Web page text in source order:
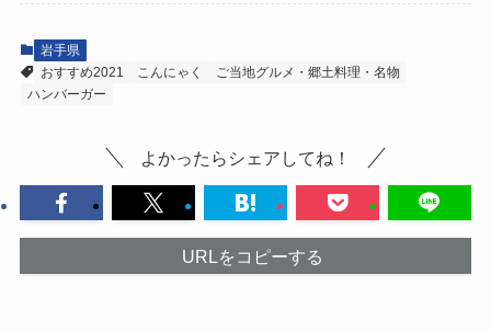
岩手県
おすすめ2021
こんにゃく
ご当地グルメ・郷土料理・名物
ハンバーガー
よかったらシェアしてね！
URLをコピーする